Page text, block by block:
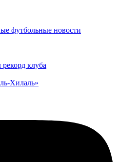
футбольные новости
клуба
Хилаль»